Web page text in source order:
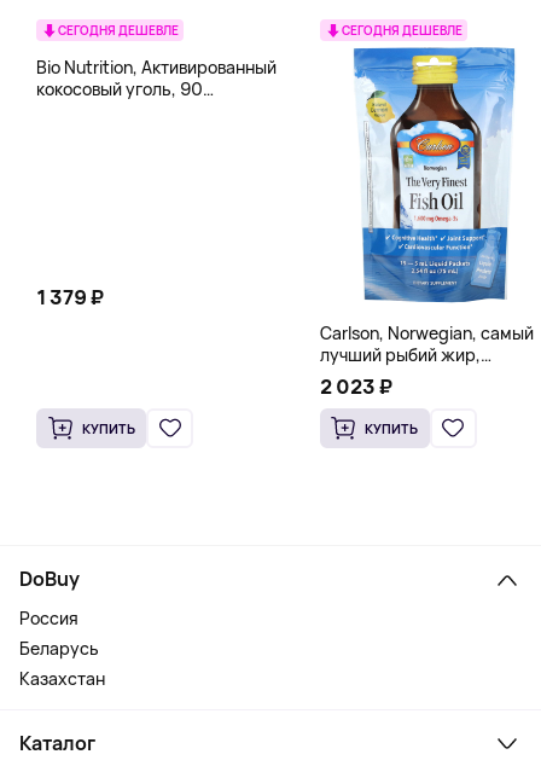
СЕГОДНЯ ДЕШЕВЛЕ
Bio Nutrition, Активированный
кокосовый уголь, 90
1 379 ₽
КУПИТЬ
СЕГОДНЯ ДЕШЕВЛЕ
Carlson, Norwegian, самый
лучший рыбий жир,
натуральный лимон, 15
пакетиков (5 мл) каждый
2 023 ₽
КУПИТЬ
DoBuy
Россия
Беларусь
Казахстан
Каталог